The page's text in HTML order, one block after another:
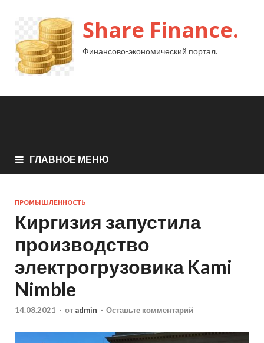
Share Finance.
Финансово-экономический портал.
ГЛАВНОЕ МЕНЮ
ПРОМЫШЛЕННОСТЬ
Киргизия запустила
производство
электрогрузовика Kami
Nimble
14.08.2021 - от admin - Оставьте комментарий